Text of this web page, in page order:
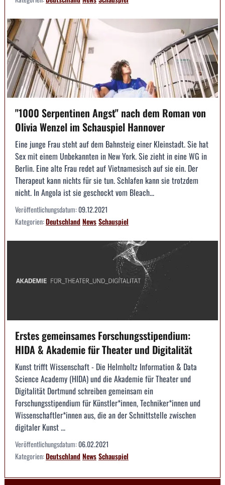
"1000 Serpentinen Angst" nach dem Roman von
Olivia Wenzel im Schauspiel Hannover
Eine junge Frau steht auf dem Bahnsteig einer Kleinstadt. Sie hat
Sex mit einem Unbekannten in New York. Sie zieht in eine WG in
Berlin. Eine alte Frau redet auf Vietnamesisch auf sie ein. Der
Therapeut kann nichts für sie tun. Schlafen kann sie trotzdem
nicht. In Angola ist sie geschockt vom Bleach...
Veröffentlichungsdatum:09.12.2021
Kategorien:DeutschlandNewsSchauspiel
Erstes gemeinsames Forschungsstipendium:
HIDA & Akademie für Theater und Digitalität
Kunst trifft Wissenschaft - Die Helmholtz Information & Data
Science Academy (HIDA) und die Akademie für Theater und
Digitalität Dortmund schreiben gemeinsam ein
Forschungsstipendium für Künstler*innen, Techniker*innen und
Wissenschaftler*innen aus, die an der Schnittstelle zwischen
digitaler Kunst ...
Veröffentlichungsdatum:06.02.2021
Kategorien:DeutschlandNewsSchauspiel